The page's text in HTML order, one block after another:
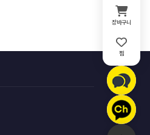
장바구니
찜